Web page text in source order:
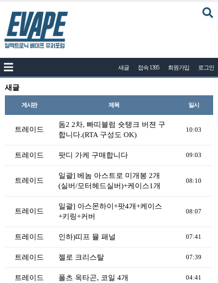
공지사항
나눔이벤트
자유게시판
건의게시판
레시피
팁앤가이드
새글 접속 1395 회원가입 로그인
새글
게시판 제목 일시
트레이드
돔2 2차, 빠띠블럼 숏탱크 버젼 구
합니다.(RTA 구성도 OK)
10:03
트레이드 팟디 가케 구매합니다 09:03
트레이드
일괄] 베놈 아스트로 미개봉 2개
(실버/모터헤드실버)+케이스1개
08:10
트레이드
일괄] 아스몬하이+팟4개+케이스
+키링+커버
08:07
트레이드 인하)띠프 뮬 패널 07:41
트레이드 젤로 크리스탈 07:39
트레이드 폴츠 옥타곤, 코일 4개 04:41